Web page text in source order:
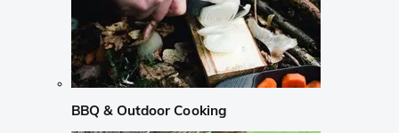
BBQ & Outdoor Cooking